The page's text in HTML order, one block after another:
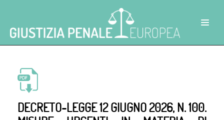
DECRETO-LEGGE 12 GIUGNO 2026, N. 100.